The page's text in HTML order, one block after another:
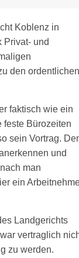
Koblenz in
Privat- und
den
faktisch wie ein
feste Bürozeiten
sein Vortrag.
und
man
ein
Landgerichts
vertraglich
zu werden.